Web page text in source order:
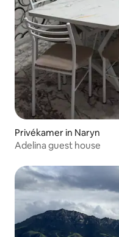
Privékamer in Naryn
Adelina guest house